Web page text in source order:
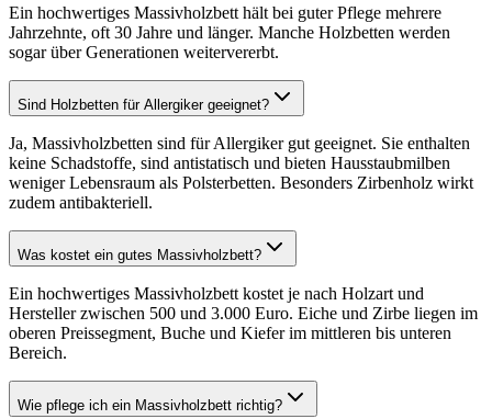
Ein hochwertiges Massivholzbett hält bei guter Pflege mehrere
Jahrzehnte, oft 30 Jahre und länger. Manche Holzbetten werden
sogar über Generationen weitervererbt.
Sind Holzbetten für Allergiker geeignet?
Ja, Massivholzbetten sind für Allergiker gut geeignet. Sie enthalten
keine Schadstoffe, sind antistatisch und bieten Hausstaubmilben
weniger Lebensraum als Polsterbetten. Besonders Zirbenholz wirkt
zudem antibakteriell.
Was kostet ein gutes Massivholzbett?
Ein hochwertiges Massivholzbett kostet je nach Holzart und
Hersteller zwischen 500 und 3.000 Euro. Eiche und Zirbe liegen im
oberen Preissegment, Buche und Kiefer im mittleren bis unteren
Bereich.
Wie pflege ich ein Massivholzbett richtig?